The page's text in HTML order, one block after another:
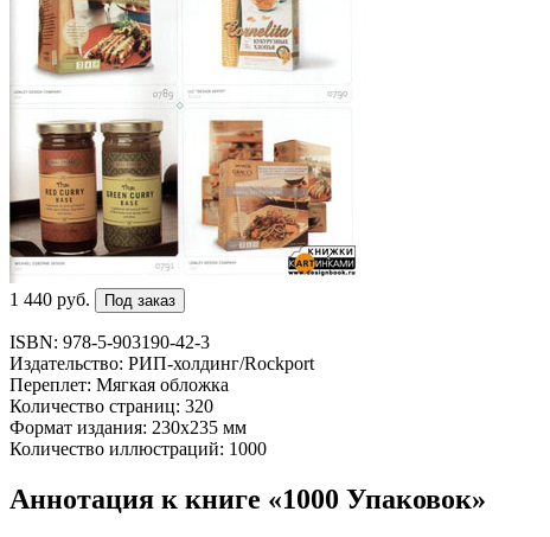
1 440 pуб. Под заказ
ISBN: 978-5-903190-42-3
Издательство: РИП-холдинг/Rockport
Переплет: Мягкая обложка
Количество страниц: 320
Формат издания: 230х235 мм
Количество иллюстраций: 1000
Аннотация к книге «1000 Упаковок»